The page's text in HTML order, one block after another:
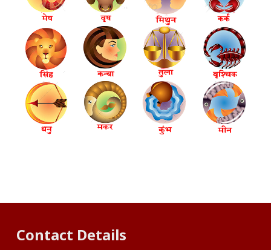
Contact Details